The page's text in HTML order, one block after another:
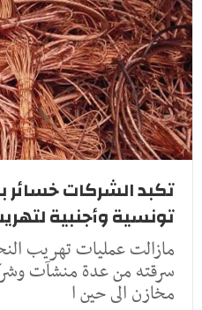
تكبد الشركات خسائر
تونسية وأجنبية
مازالت عمليات تهريب
سرقته من عدة منشآت
مخازن الى حين ا